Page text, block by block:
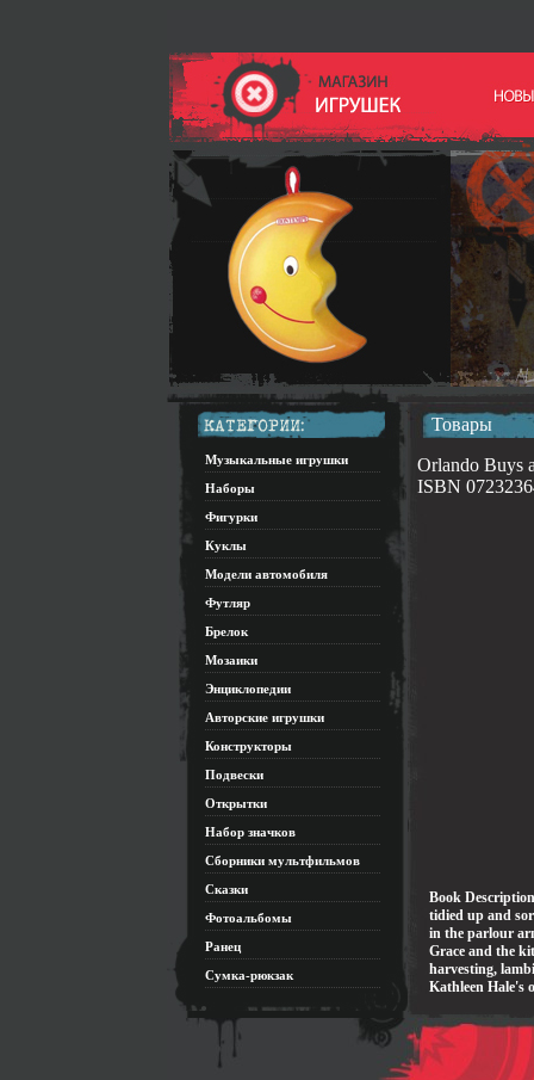
Музыкальные игрушки
Наборы
Фигурки
Куклы
Модели автомобиля
Футляр
Брелок
Мозаики
Энциклопедии
Авторские игрушки
Конструкторы
Подвески
Открытки
Набор значков
Сборники мультфильмов
Сказки
Фотоальбомы
Ранец
Сумка-рюкзак
Товары
Orlando Buys
ISBN
Book
tidied up and
in the parlour
Grace and the
harvesting,
Kathleen Hale's